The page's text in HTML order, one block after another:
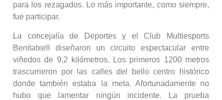
para los rezagados. Lo más importante, como siempre,
fue participar.
La concejalía de Deportes y el Club Multiesports
Benitatxell diseñaron un circuito espectacular entre
viñedos de 9,2 kilómetros. Los primeros 1200 metros
trascurrieron por las calles del bello centro histórico
donde también estaba la meta. Afortunadamente no
hubo que lamentar ningún incidente. La prueba